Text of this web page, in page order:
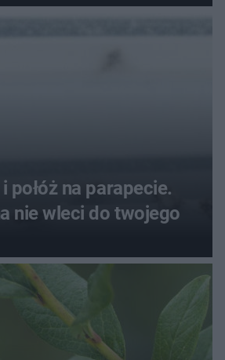
połóż na parapecie.
nie wleci do twojego